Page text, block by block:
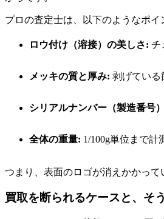
プロの査定士は、以下のようなポイ
ロウ付け（溶接）の美しさ: チ
メッキの質と厚み: 剥げている
シリアルナンバー（製造番号
全体の重量: 1/100g単位まで計
つまり、表面のロゴが消えかかっ
買取を断られるケースと、そ